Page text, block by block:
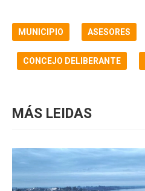
MUNICIPIO ASESORES
CONCEJO DELIBERANTE
MÁS LEIDAS